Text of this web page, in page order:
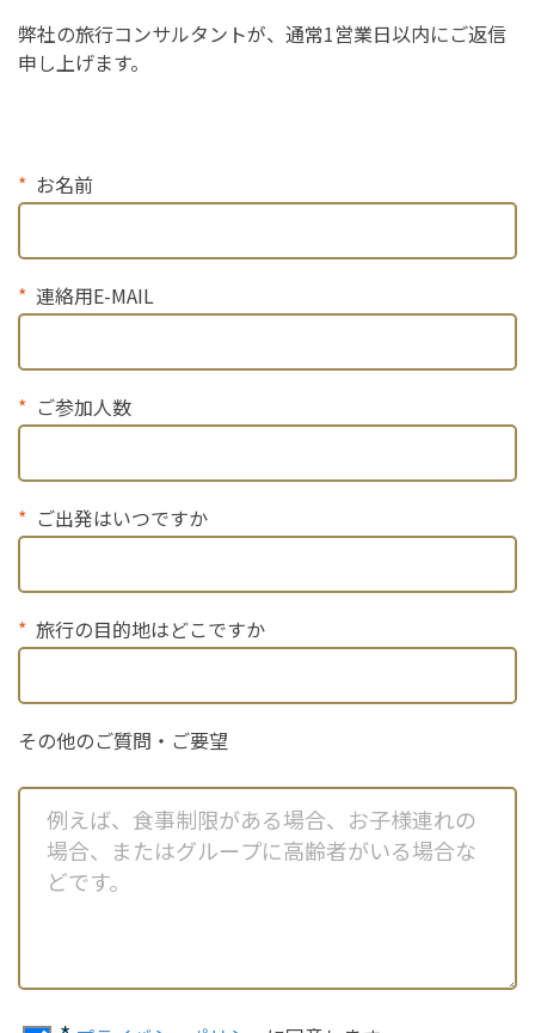
弊社の旅行コンサルタントが、通常1営業日以内にご返信
申し上げます。
お名前
連絡用E-MAIL
ご参加人数
ご出発はいつですか
旅行の目的地はどこですか
その他のご質問・ご要望